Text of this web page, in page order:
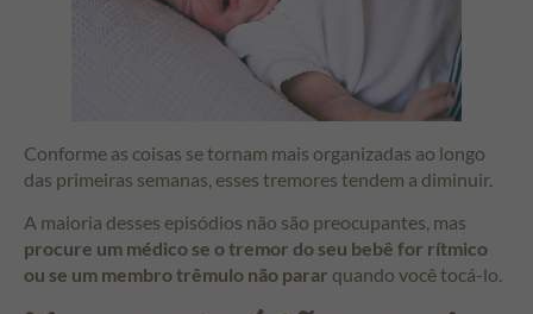
Conforme as coisas se tornam mais organizadas ao longo
das primeiras semanas, esses tremores tendem a diminuir.
A maioria desses episódios não são preocupantes, mas
procure um médico se o tremor do seu bebê for rítmico
ou se um membro trêmulo não parar quando você tocá-lo.